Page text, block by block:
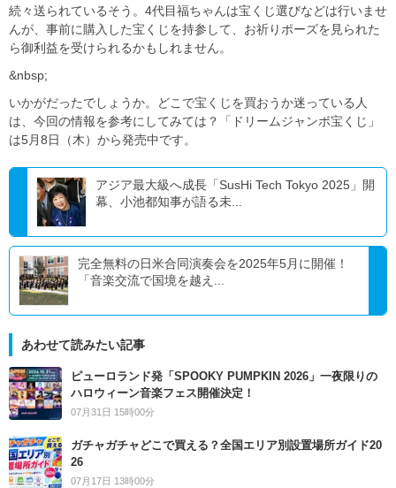
続々送られているそう。4代目福ちゃんは宝くじ選びなどは行いませ
んが、事前に購入した宝くじを持参して、お祈りポーズを見られた
ら御利益を受けられるかもしれません。
&nbsp;
いかがだったでしょうか。どこで宝くじを買おうか迷っている人
は、今回の情報を参考にしてみては？「ドリームジャンボ宝くじ」
は5月8日（木）から発売中です。
アジア最大級へ成長「SusHi Tech Tokyo 2025」開
幕、小池都知事が語る未...
完全無料の日米合同演奏会を2025年5月に開催！
「音楽交流で国境を越え...
あわせて読みたい記事
ピューロランド発「SPOOKY PUMPKIN 2026」一夜限りの
ハロウィーン音楽フェス開催決定！
07月31日 15時00分
ガチャガチャどこで買える？全国エリア別設置場所ガイド20
26
07月17日 13時00分